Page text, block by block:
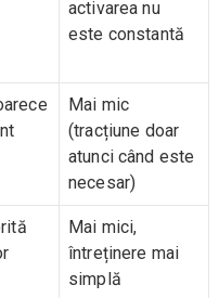
activarea nu
este constantă
Mai mic
(tracțiune doar
atunci când este
necesar)
Mai mici,
întreținere mai
simplă